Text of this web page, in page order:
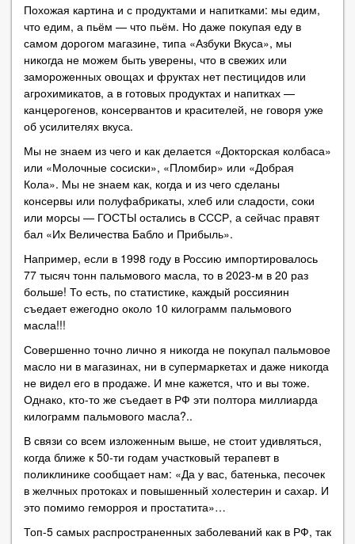
Похожая картина и с продуктами и напитками: мы едим,
что едим, а пьём — что пьём. Но даже покупая еду в
самом дорогом магазине, типа «Азбуки Вкуса», мы
никогда не можем быть уверены, что в свежих или
замороженных овощах и фруктах нет пестицидов или
агрохимикатов, а в готовых продуктах и напитках —
канцерогенов, консервантов и красителей, не говоря уже
об усилителях вкуса.
Мы не знаем из чего и как делается «Докторская колбаса»
или «Молочные сосиски», «Пломбир» или «Добрая
Кола». Мы не знаем как, когда и из чего сделаны
консервы или полуфабрикаты, хлеб или сладости, соки
или морсы — ГОСТЫ остались в СССР, а сейчас правят
бал «Их Величества Бабло и Прибыль».
Например, если в 1998 году в Россию импортировалось
77 тысяч тонн пальмового масла, то в 2023-м в 20 раз
больше! То есть, по статистике, каждый россиянин
съедает ежегодно около 10 килограмм пальмового
масла!!!
Совершенно точно лично я никогда не покупал пальмовое
масло ни в магазинах, ни в супермаркетах и даже никогда
не видел его в продаже. И мне кажется, что и вы тоже.
Однако, кто-то же съедает в РФ эти полтора миллиарда
килограмм пальмового масла?..
В связи со всем изложенным выше, не стоит удивляться,
когда ближе к 50-ти годам участковый терапевт в
поликлинике сообщает нам: «Да у вас, батенька, песочек
в желчных протоках и повышенный холестерин и сахар. И
это помимо геморроя и простатита»…
Топ-5 самых распространенных заболеваний как в РФ, так